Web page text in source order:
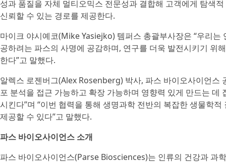
성과 품질을 자체 멀티오믹스 전문성과 결합해 고객에게 탐색
신뢰할 수 있는 경로를 제공한다.
마이크 야시예코(Mike Yasiejko) 템퍼스 총괄부사장은 “우리
공하려는 파스의 사명에 공감하며, 연구를 더욱 발전시키기 위
한다”고 말했다.
알렉스 로젠버그(Alex Rosenberg) 박사, 파스 바이오사이언스
포 분석을 접근 가능하고 확장 가능하며 영향력 있게 만드는
시킨다”며 “이번 협력을 통해 생명과학 전반의 복잡한 생물학
제공할 수 있다”고 말했다.
파스 바이오사이언스 소개
파스 바이오사이언스(Parse Biosciences)는 인류의 건강과 과